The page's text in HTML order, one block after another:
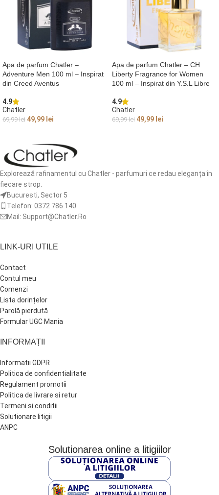
Apa de parfum Chatler –
Adventure Men 100 ml – Inspirat
din Creed Aventus
4.9
Chatler
69,99lei 49,99 lei
Apa de parfum Chatler – CH
Liberty Fragrance for Women
100 ml – Inspirat din Y.S.L Libre
4.9
Chatler
69,99lei 49,99 lei
Explorează rafinamentul cu Chatler - parfumuri ce redau eleganța în
fiecare strop.
Bucuresti, Sector 5
Telefon: 0372 786 140
Mail: Support@Chatler.Ro
LINK-URI UTILE
Contact
Contul meu
Comenzi
Lista dorințelor
Parolă pierdută
Formular UGC Mania
INFORMAȚII
Informatii GDPR
Politica de confidentialitate
Regulament promotii
Politica de livrare si retur
Termeni si conditii
Solutionare litigii
ANPC
Solutionarea online a litigiilor